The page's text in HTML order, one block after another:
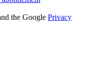
the Google Privacy